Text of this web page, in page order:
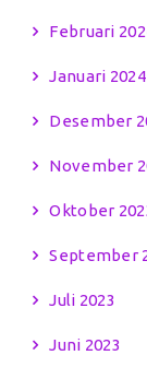
Februari
Januari 2024
Desember
November
Oktober
September
Juli 2023
Juni 2023